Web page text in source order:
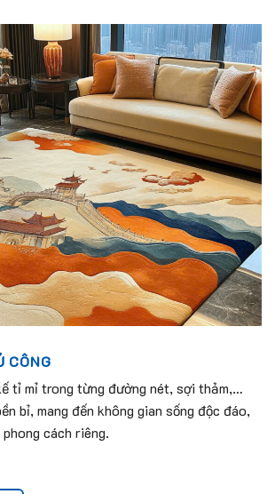
CÔNG
tỉ mỉ trong từng đường nét, sợi thảm,…
bỉ, mang đến không gian sống độc đáo,
cách riêng.